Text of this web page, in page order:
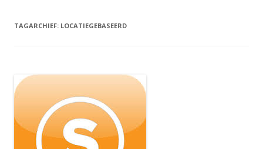
TAGARCHIEF: LOCATIEGEBASEERD